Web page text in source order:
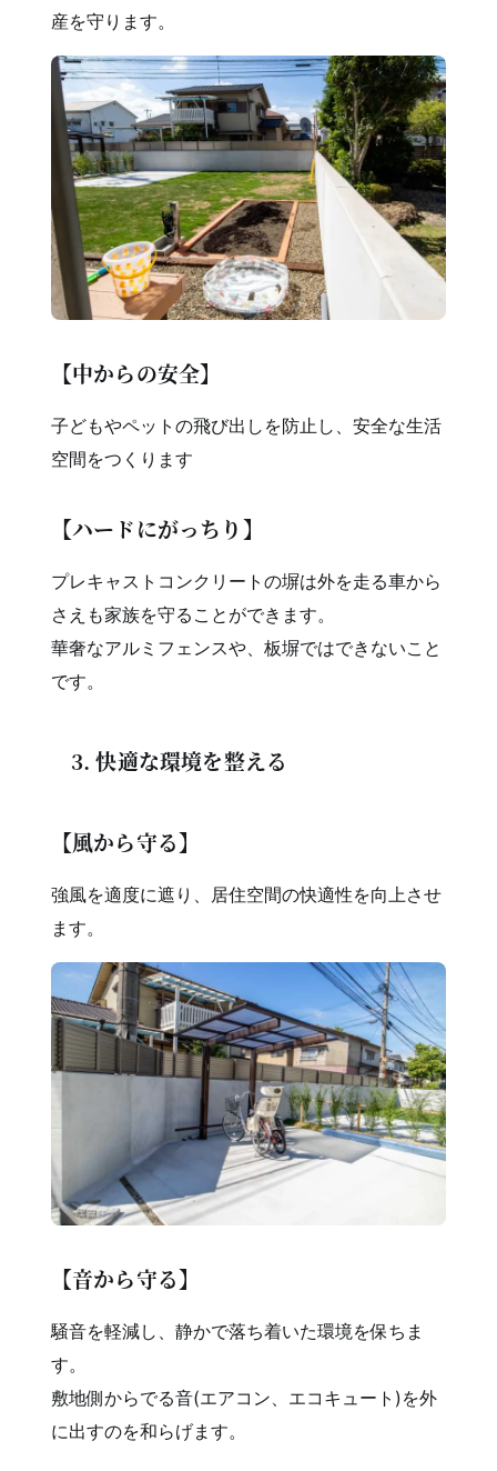
産を守ります。
【中からの安全】
子どもやペットの飛び出しを防止し、安全な生活
空間をつくります
【ハードにがっちり】
プレキャストコンクリートの塀は外を走る車から
さえも家族を守ることができます。
華奢なアルミフェンスや、板塀ではできないこと
です。
3. 快適な環境を整える
【風から守る】
強風を適度に遮り、居住空間の快適性を向上させ
ます。
【音から守る】
騒音を軽減し、静かで落ち着いた環境を保ちま
す。
敷地側からでる音(エアコン、エコキュート)を外
に出すのを和らげます。